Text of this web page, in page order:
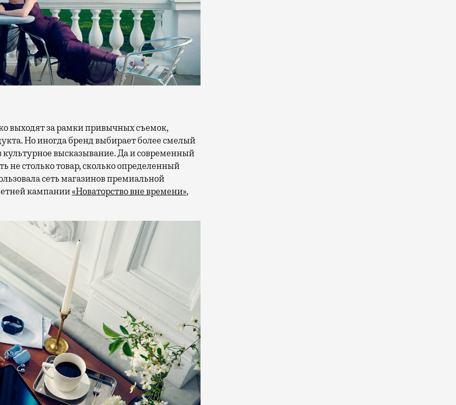
Но иногда бренд выбирает более смелый
высказывание. Да и современный
не столько товар, сколько определенный
сеть магазинов премиальной
кампании«Новаторство вне времени»,